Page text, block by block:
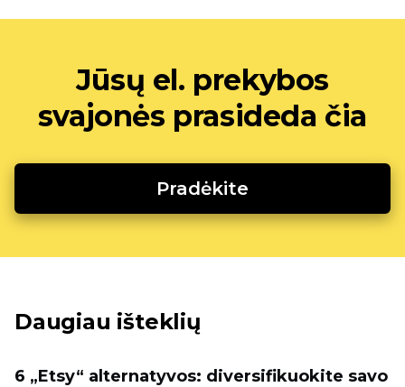
Jūsų el. prekybos
svajonės prasideda čia
Pradėkite
Daugiau išteklių
6 „Etsy“ alternatyvos: diversifikuokite savo